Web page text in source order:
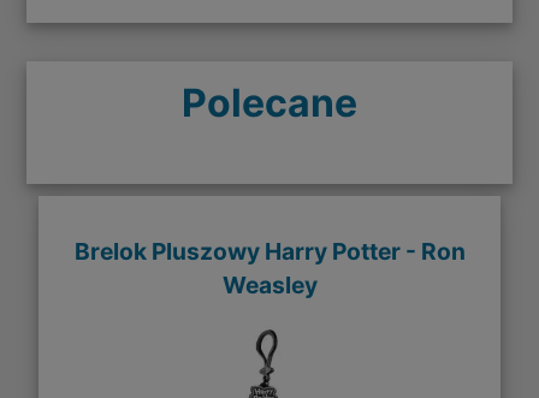
Polecane
Brelok Pluszowy Harry Potter - Ron
Weasley